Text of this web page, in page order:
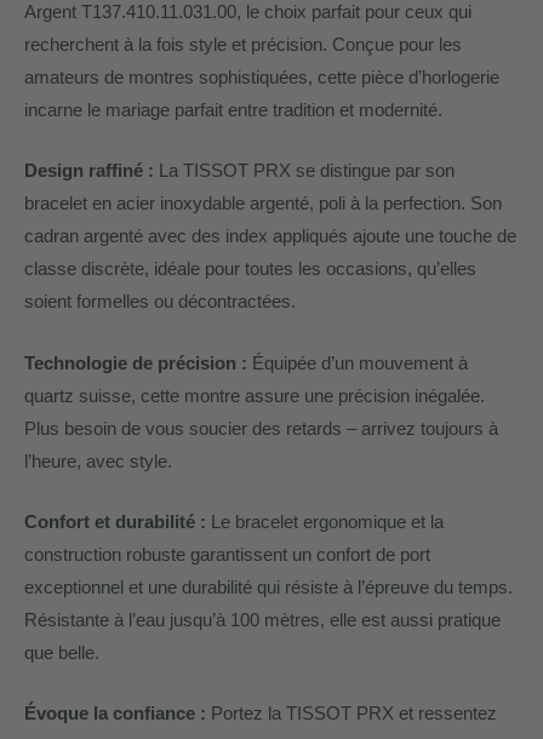
Argent T137.410.11.031.00, le choix parfait pour ceux qui
recherchent à la fois style et précision. Conçue pour les
amateurs de montres sophistiquées, cette pièce d’horlogerie
incarne le mariage parfait entre tradition et modernité.
Design raffiné : La TISSOT PRX se distingue par son
bracelet en acier inoxydable argenté, poli à la perfection. Son
cadran argenté avec des index appliqués ajoute une touche de
classe discrète, idéale pour toutes les occasions, qu’elles
soient formelles ou décontractées.
Technologie de précision : Équipée d’un mouvement à
quartz suisse, cette montre assure une précision inégalée.
Plus besoin de vous soucier des retards – arrivez toujours à
l’heure, avec style.
Confort et durabilité : Le bracelet ergonomique et la
construction robuste garantissent un confort de port
exceptionnel et une durabilité qui résiste à l’épreuve du temps.
Résistante à l’eau jusqu’à 100 mètres, elle est aussi pratique
que belle.
Évoque la confiance : Portez la TISSOT PRX et ressentez